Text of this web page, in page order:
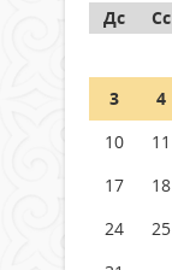
Дс
Сс
3
4
10
11
17
18
24
25